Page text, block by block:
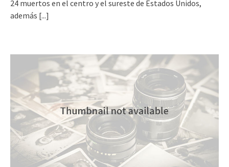
24 muertos en el centro y el sureste de Estados Unidos,
además [...]